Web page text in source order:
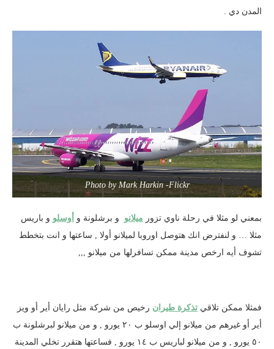
المدن دي .
Photo by Mark Harkin -Flickr
بمعني لو مثلا في رحلة ناوي تزور ميلانو و برشلونة و أوسلو و باريس
مثلا … و لنفترض انك هتوصل اوروبا لميلانو أولا , ساعتها و انت بتخطط
تشوف أيه ارخص مدينة ممكن تسافرلها من ميلانو ,,,
فمثلا ممكن تلاقي تذكرة طيران رخيص من شركة مثل رايان أير أو ويز
أير أو غيرهم من ميلانو إلي اوسلو ب ٢٠ يورو , و من ميلانو لبرشلونة ب
٥٠ يورو , و من ميلانو لباريس ب ١٤ يورو , فساعتها هتقرر تخلي المدينة